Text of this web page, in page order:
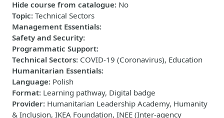
Hide course from catalogue: No
Topic: Technical Sectors
Management Essentials:
Safety and Security:
Programmatic Support:
Technical Sectors: COVID-19 (Coronavirus), Education
Humanitarian Essentials:
Language: Polish
Format: Learning pathway, Digital badge
Provider: Humanitarian Leadership Academy, Humanity
& Inclusion, IKEA Foundation, INEE (Inter-agency